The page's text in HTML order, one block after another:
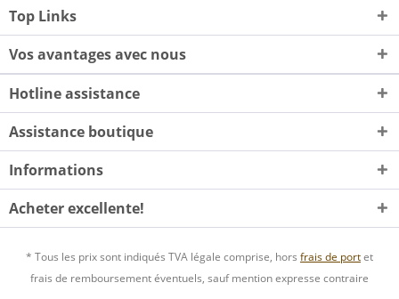
Top Links
Vos avantages avec nous
Hotline assistance
Assistance boutique
Informations
Acheter excellente!
* Tous les prix sont indiqués TVA légale comprise, hors frais de portet
frais de remboursement éventuels, sauf mention expresse contraire